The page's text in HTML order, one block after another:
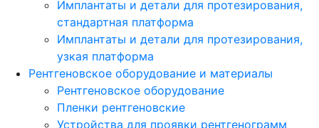
Имплантаты и детали для протезирования,
стандартная платформа
Имплантаты и детали для протезирования,
узкая платформа
Рентгеновское оборудование и материалы
Рентгеновское оборудование
Пленки рентгеновские
Устройства для проявки рентгенограмм